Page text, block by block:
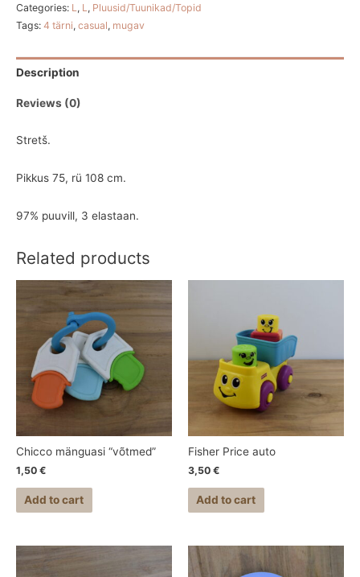
Categories: L , L , Pluusid/Tuunikad/Topid
Tags: 4 tärni, casual, mugav
Description
Reviews (0)
Stretš.
Pikkus 75, rü 108 cm.
97% puuvill, 3 elastaan.
Related products
Chicco mänguasi “võtmed”
1,50 €
Add to cart
Fisher Price auto
3,50 €
Add to cart